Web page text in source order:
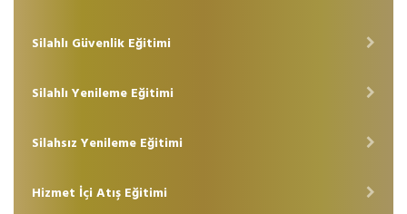
Silahlı Güvenlik Eğitimi
Silahlı Yenileme Eğitimi
Silahsız Yenileme Eğitimi
Hizmet İçi Atış Eğitimi